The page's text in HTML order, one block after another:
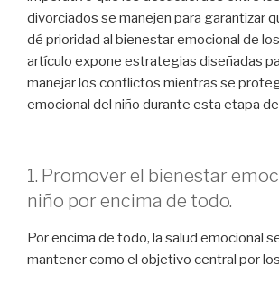
divorciados se manejen para garantizar
dé prioridad al bienestar emocional de
artículo expone estrategias diseñadas
manejar los conflictos mientras se
emocional del niño durante esta etapa
1. Promover el bienestar
niño por encima de todo.
Por encima de todo, la salud emocional
mantener como el objetivo central por